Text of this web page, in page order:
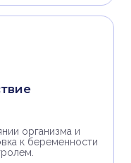
организма и
к беременности